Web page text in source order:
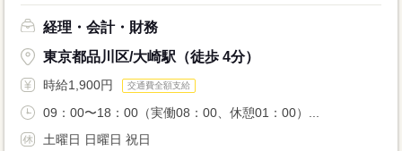
経理・会計・財務
東京都品川区/大崎駅（徒歩 4分）
時給1,900円 交通費全額支給
09：00〜18：00（実働08：00、休憩01：00）...
土曜日 日曜日 祝日